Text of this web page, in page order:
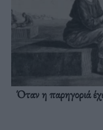
Όταν η παρηγοριά